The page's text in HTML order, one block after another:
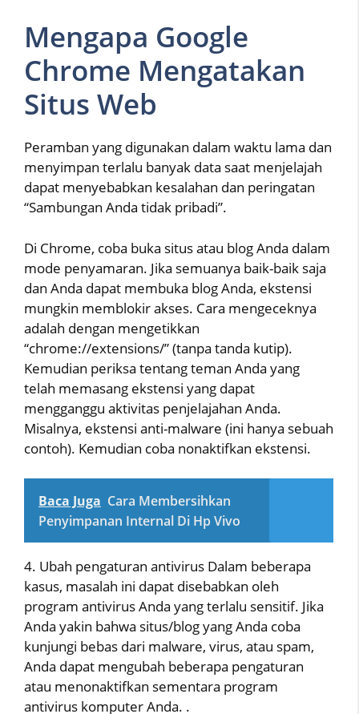
Mengapa Google
Chrome Mengatakan
Situs Web
Peramban yang digunakan dalam waktu lama dan
menyimpan terlalu banyak data saat menjelajah
dapat menyebabkan kesalahan dan peringatan
“Sambungan Anda tidak pribadi”.
Di Chrome, coba buka situs atau blog Anda dalam
mode penyamaran. Jika semuanya baik-baik saja
dan Anda dapat membuka blog Anda, ekstensi
mungkin memblokir akses. Cara mengeceknya
adalah dengan mengetikkan
“chrome://extensions/” (tanpa tanda kutip).
Kemudian periksa tentang teman Anda yang
telah memasang ekstensi yang dapat
mengganggu aktivitas penjelajahan Anda.
Misalnya, ekstensi anti-malware (ini hanya sebuah
contoh). Kemudian coba nonaktifkan ekstensi.
Baca Juga Cara Membersihkan
Penyimpanan Internal Di Hp Vivo
4. Ubah pengaturan antivirus Dalam beberapa
kasus, masalah ini dapat disebabkan oleh
program antivirus Anda yang terlalu sensitif. Jika
Anda yakin bahwa situs/blog yang Anda coba
kunjungi bebas dari malware, virus, atau spam,
Anda dapat mengubah beberapa pengaturan
atau menonaktifkan sementara program
antivirus komputer Anda. .